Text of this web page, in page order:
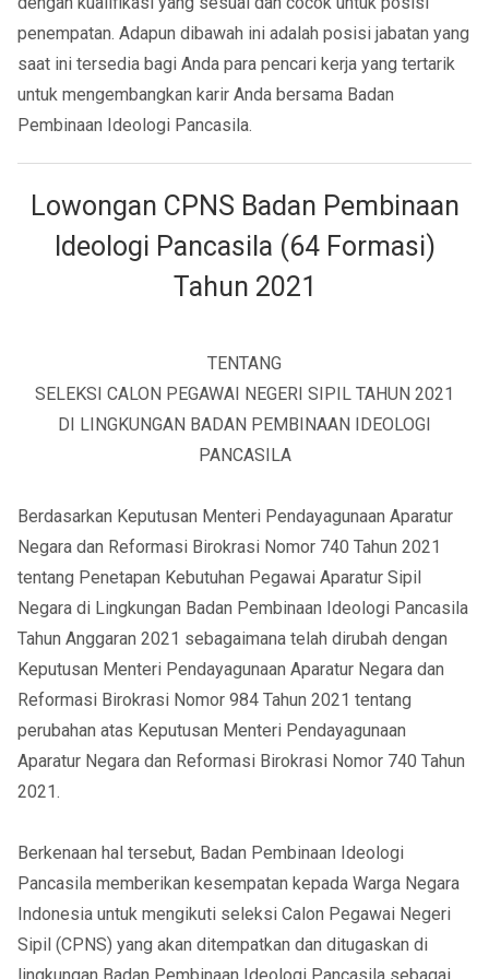
penempatan. Adapun dibawah ini adalah posisi jabatan yang
saat ini tersedia bagi Anda para pencari kerja yang tertarik
untuk mengembangkan karir Anda bersama Badan
Pembinaan Ideologi Pancasila.
Lowongan CPNS Badan Pembinaan
Ideologi Pancasila (64 Formasi)
Tahun 2021
TENTANG
SELEKSI CALON PEGAWAI NEGERI SIPIL TAHUN 2021
DI LINGKUNGAN BADAN PEMBINAAN IDEOLOGI
PANCASILA
Berdasarkan Keputusan Menteri Pendayagunaan Aparatur
Negara dan Reformasi Birokrasi Nomor 740 Tahun 2021
tentang Penetapan Kebutuhan Pegawai Aparatur Sipil
Negara di Lingkungan Badan Pembinaan Ideologi Pancasila
Tahun Anggaran 2021 sebagaimana telah dirubah dengan
Keputusan Menteri Pendayagunaan Aparatur Negara dan
Reformasi Birokrasi Nomor 984 Tahun 2021 tentang
perubahan atas Keputusan Menteri Pendayagunaan
Aparatur Negara dan Reformasi Birokrasi Nomor 740 Tahun
2021.
Berkenaan hal tersebut, Badan Pembinaan Ideologi
Pancasila memberikan kesempatan kepada Warga Negara
Indonesia untuk mengikuti seleksi Calon Pegawai Negeri
Sipil (CPNS) yang akan ditempatkan dan ditugaskan di